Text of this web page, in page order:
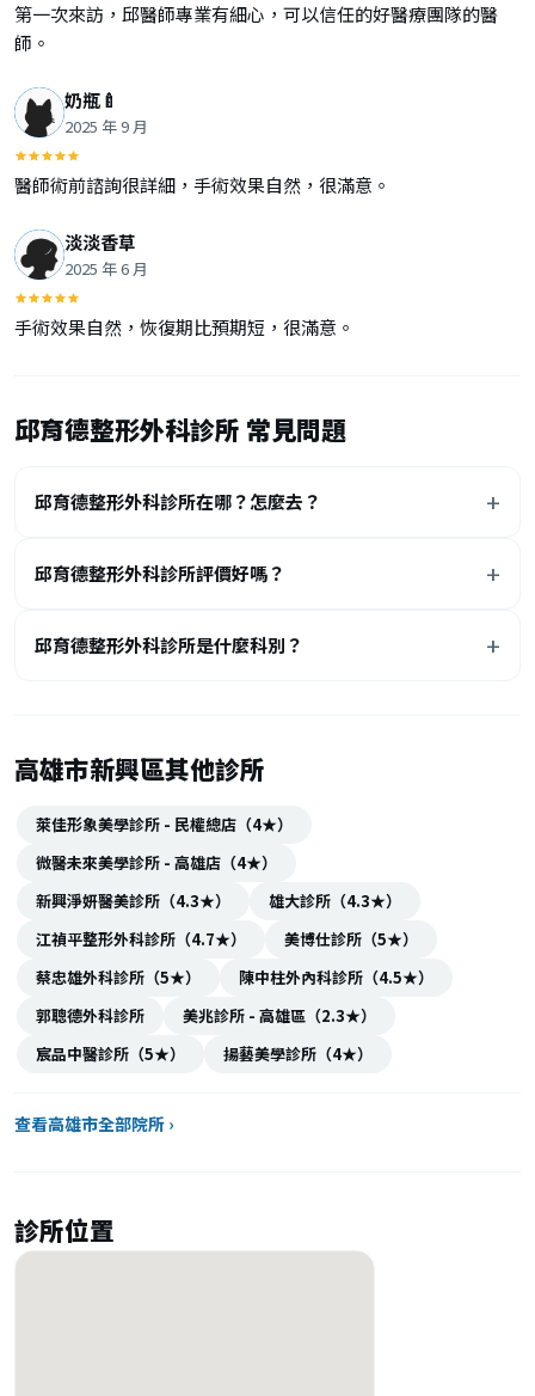
第一次來訪，邱醫師專業有細心，可以信任的好醫療團隊的醫
師。
奶瓶🍼
2025 年 9 月
醫師術前諮詢很詳細，手術效果自然，很滿意。
淡淡香草
2025 年 6 月
手術效果自然，恢復期比預期短，很滿意。
邱育德整形外科診所 常見問題
邱育德整形外科診所在哪？怎麼去？
邱育德整形外科診所評價好嗎？
邱育德整形外科診所是什麼科別？
高雄市新興區其他診所
萊佳形象美學診所 - 民權總店（4★）
微醫未來美學診所 - 高雄店（4★）
新興淨妍醫美診所（4.3★）
雄大診所（4.3★）
江禎平整形外科診所（4.7★）
美博仕診所（5★）
蔡忠雄外科診所（5★）
陳中柱外內科診所（4.5★）
郭聰德外科診所
美兆診所 - 高雄區（2.3★）
宸品中醫診所（5★）
揚藝美學診所（4★）
查看高雄市全部院所 ›
診所位置